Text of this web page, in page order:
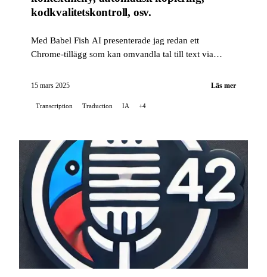
kodkvalitetskontroll, osv.
Med Babel Fish AI presenterade jag redan ett
Chrome‑tillägg som kan omvandla tal till text via
realtidsöversättning...
15 mars 2025 Läs mer
Transcription Traduction IA +4